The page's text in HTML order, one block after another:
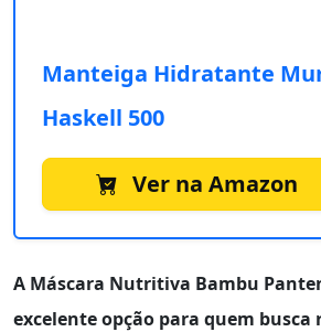
Manteiga Hidratante
Haskell 500
Ver na Amazon
A Máscara Nutritiva Bambu
excelente opção para quem